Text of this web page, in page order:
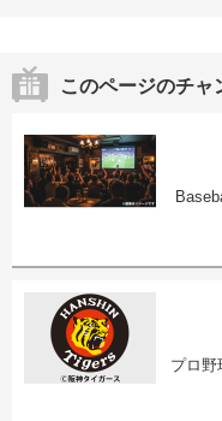
このページのチャ
プロ野